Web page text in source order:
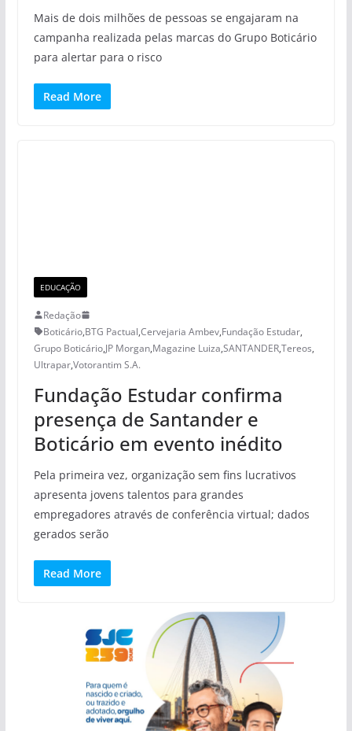
Mais de dois milhões de pessoas se engajaram na
campanha realizada pelas marcas do Grupo Boticário
para alertar para o risco
Read More
EDUCAÇÃO
Redação
Boticário,BTG Pactual,Cervejaria Ambev,Fundação Estudar,
Grupo Boticário,JP Morgan,Magazine Luiza,SANTANDER,Tereos,
Ultrapar,Votorantim S.A.
Fundação Estudar confirma
presença de Santander e
Boticário em evento inédito
Pela primeira vez, organização sem fins lucrativos
apresenta jovens talentos para grandes
empregadores através de conferência virtual; dados
gerados serão
Read More